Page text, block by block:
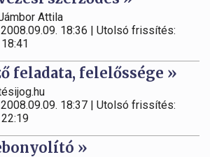
Attila
18:36 | Utolsó frissítés:
feladata, felelőssége »
18:37 | Utolsó frissítés:
»